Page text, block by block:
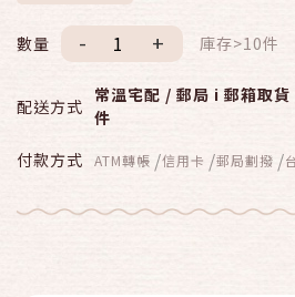
數量 +
- 庫存>10件
配送方式
常溫宅配 / 郵局 i 郵箱取貨
件
付款方式 ATM轉帳 /信用卡 /郵局劃撥 /